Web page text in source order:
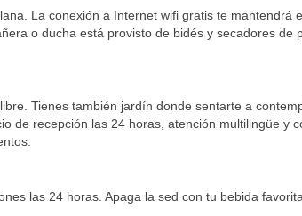
La conexión a Internet wifi gratis te mantendrá
o ducha está provisto de bidés y secadores de
Tienes también jardín donde sentarte a
de recepción las 24 horas, atención multilingüe y
las 24 horas. Apaga la sed con tu bebida